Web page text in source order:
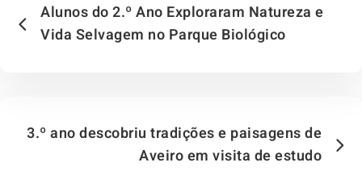
Alunos do 2.º Ano Exploraram Natureza e
Vida Selvagem no Parque Biológico
3.º ano descobriu tradições e paisagens de
Aveiro em visita de estudo